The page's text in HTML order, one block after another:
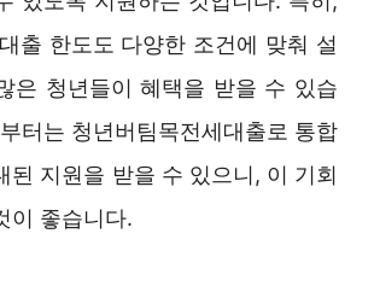
출 한도도 다양한 조건에 맞춰 설
은 청년들이 혜택을 받을 수 있습
터는 청년버팀목전세대출로 통합
된 지원을 받을 수 있으니, 이 기회
이 좋습니다.